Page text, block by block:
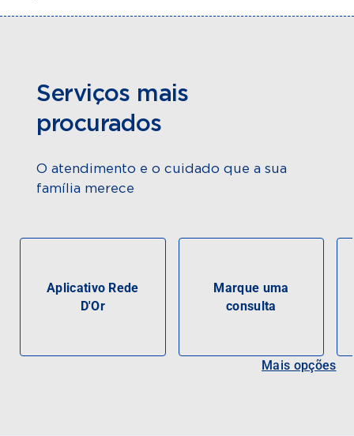
Serviços mais
procurados
O atendimento e o cuidado que a sua
família merece
Aplicativo Rede
D'Or
Marque uma
consulta
Mais opções